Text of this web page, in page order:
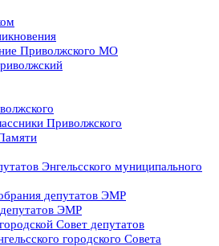
Приволжского МО
Приволжского
Энгельсского муниципального
депутатов ЭМР
ЭМР
Совет депутатов
городского Совета